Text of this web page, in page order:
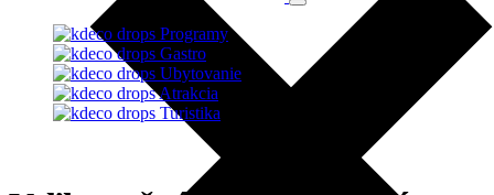
Programy
Gastro
Ubytovanie
Atrakcia
Turistika